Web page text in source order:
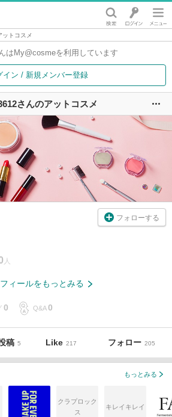
ットコスメ
は My@cosmeを利用しています
イン / 新規メンバー登録
さんのアットコスメ
フォローする
ィールをもっとみる
0 Q&A 0
稿 5 Like 217 フォロー 205
もっとみる
クラプロック
ス
キレイキレイ